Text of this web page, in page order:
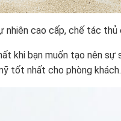
nhiên cao cấp, chế tác
khi bạn muốn tạo nên
tốt nhất cho phòng khách.